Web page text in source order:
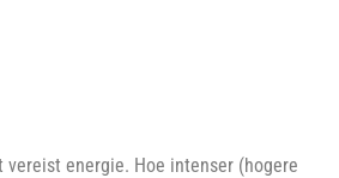
energie. Hoe intenser (hogere